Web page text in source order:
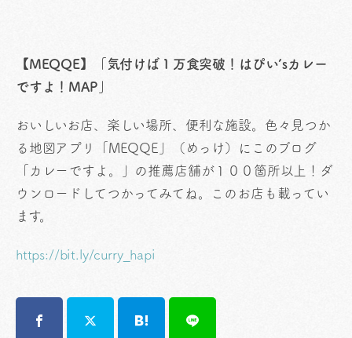
【MEQQE】「気付けば１万食突破！はぴい’sカレー
ですよ！MAP」
おいしいお店、楽しい場所、便利な施設。色々見つか
る地図アプリ「MEQQE」（めっけ）にこのブログ
「カレーですよ。」の推薦店舗が１００箇所以上！ダ
ウンロードしてつかってみてね。このお店も載ってい
ます。
https://bit.ly/curry_hapi